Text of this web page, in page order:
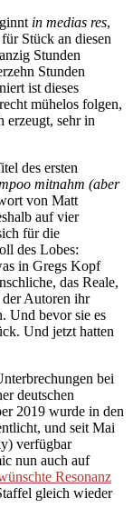
in medias res,
Stück an diesen
Stunden
Stunden
ist dieses
mühelos folgen,
erzeugt, sehr in
des ersten
mitnahm (aber
von Matt
auf vier
für die
des Lobes:
in Gregs Kopf
das Reale,
Autoren ihr
Und bevor sie es
Und jetzt hatten
bei
deutschen
2019 wurde in den
und seit Mai
verfügbar
nun auch auf
Resonanz
gleich wieder